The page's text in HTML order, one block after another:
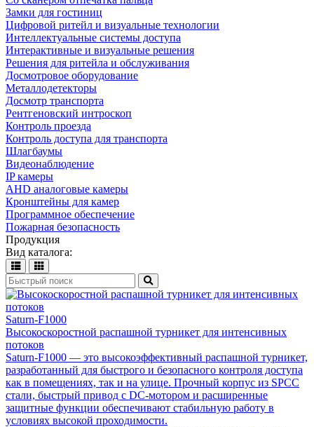
Замки для гостиниц
Цифровой ритейл и визуальные технологии
Интеллектуальные системы доступа
Интерактивные и визуальные решения
Решения для ритейла и обслуживания
Досмотровое оборудование
Металлодетекторы
Досмотр транспорта
Рентгеновский интроскоп
Контроль проезда
Контроль доступа для транспорта
Шлагбаумы
Видеонаблюдение
IP камеры
AHD аналоговые камеры
Кронштейны для камер
Программное обеспечение
Пожарная безопасность
Продукция
Вид каталога:
Saturn-F1000
Высокоскоростной распашной турникет для интенсивных
потоков
Saturn-F1000 — это высокоэффективный распашной турникет,
разработанный для быстрого и безопасного контроля доступа
как в помещениях, так и на улице. Прочный корпус из SPCC
стали, быстрый привод с DC-мотором и расширенные
защитные функции обеспечивают стабильную работу в
условиях высокой проходимости.